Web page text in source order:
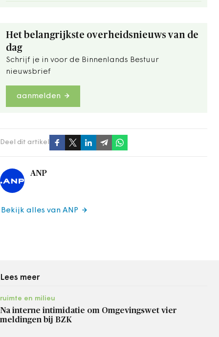
Het belangrijkste overheidsnieuws van de
dag
Schrijf je in voor de Binnenlands Bestuur
nieuwsbrief
aanmelden
Deel dit artikel
ANP
Bekijk alles van ANP
Lees meer
ruimte en milieu
Na interne intimidatie om Omgevingswet vier
meldingen bij BZK